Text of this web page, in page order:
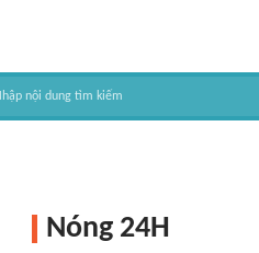
Nóng 24H